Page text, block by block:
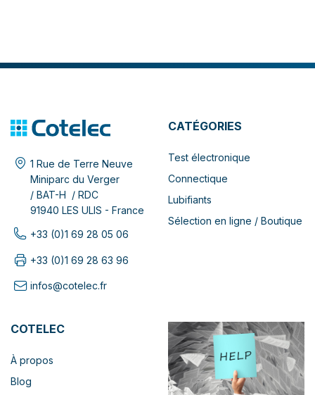
1 Rue de Terre Neuve
Miniparc du Verger
/ BAT-H / RDC
91940 LES ULIS - France
+33 (0)1 69 28 05 06
+33 (0)1 69 28 63 96
infos@cotelec.fr
CATÉGORIES
Test électronique
Connectique
Lubifiants
Sélection en ligne / Boutique
COTELEC
À propos
Blog